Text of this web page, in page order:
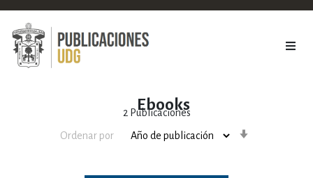
Ebooks
2 Publicaciones
Ordenar por